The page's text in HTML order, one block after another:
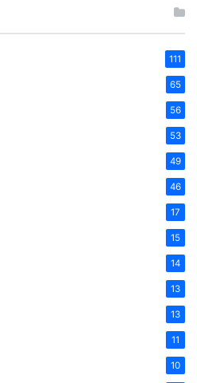
111
65
56
53
49
46
17
15
14
13
13
11
10